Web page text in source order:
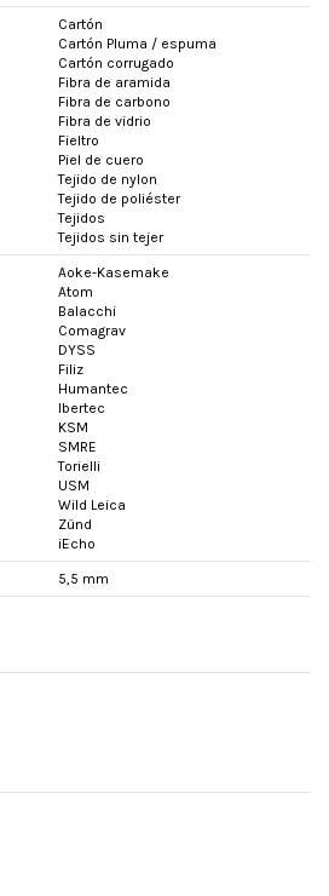
Cartón
Cartón Pluma / espuma
Cartón corrugado
Fibra de aramida
Fibra de carbono
Fibra de vidrio
Fieltro
Piel de cuero
Tejido de nylon
Tejido de poliéster
Tejidos
Tejidos sin tejer
Aoke-Kasemake
Atom
Balacchi
Comagrav
DYSS
Filiz
Humantec
Ibertec
KSM
SMRE
Torielli
USM
Wild Leica
Zünd
iEcho
5,5 mm